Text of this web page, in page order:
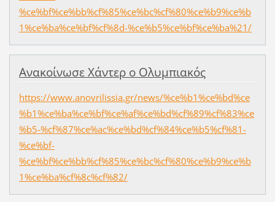
%ce%bf%ce%bb%cf%85%ce%bc%cf%80%ce%b9%ce%b
1%ce%ba%ce%bf%cf%8d-%ce%b5%ce%bf%ce%ba%21/
Ανακοίνωσε Χάντερ ο Ολυμπιακός
https://www.anovrilissia.gr/news/%ce%b1%ce%bd%ce
%b1%ce%ba%ce%bf%ce%af%ce%bd%cf%89%cf%83%ce
%b5-%cf%87%ce%ac%ce%bd%cf%84%ce%b5%cf%81-
%ce%bf-
%ce%bf%ce%bb%cf%85%ce%bc%cf%80%ce%b9%ce%b
1%ce%ba%cf%8c%cf%82/